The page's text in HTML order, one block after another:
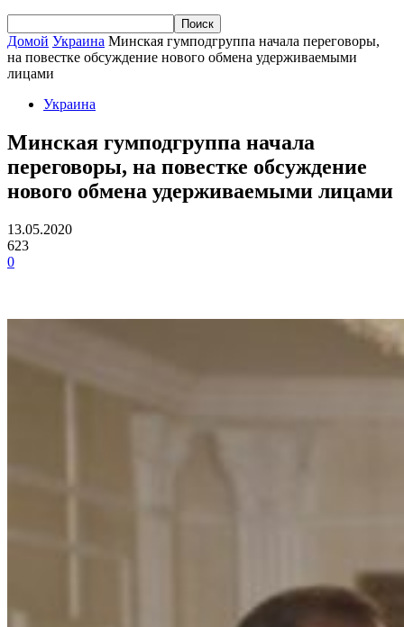
Домой Украина Минская гумподгруппа начала переговоры,
на повестке обсуждение нового обмена удерживаемыми
лицами
Украина
Минская гумподгруппа начала
переговоры, на повестке обсуждение
нового обмена удерживаемыми лицами
13.05.2020
623
0